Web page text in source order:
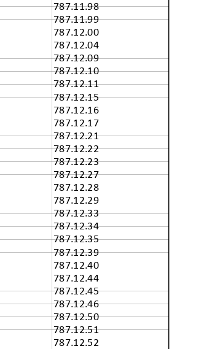
787.11.98
787.11.99
787.12.00
787.12.04
787.12.09
787.12.10
787.12.11
787.12.15
787.12.16
787.12.17
787.12.21
787.12.22
787.12.23
787.12.27
787.12.28
787.12.29
787.12.33
787.12.34
787.12.35
787.12.39
787.12.40
787.12.44
787.12.45
787.12.46
787.12.50
787.12.51
787.12.52